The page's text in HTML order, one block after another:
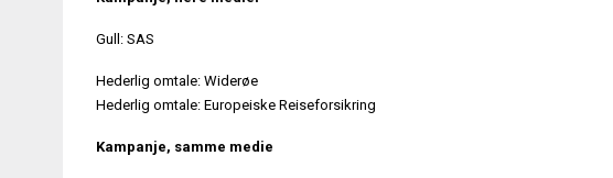
Gull: SAS
Hederlig omtale: Widerøe
Hederlig omtale: Europeiske Reiseforsikring
Kampanje, samme medie